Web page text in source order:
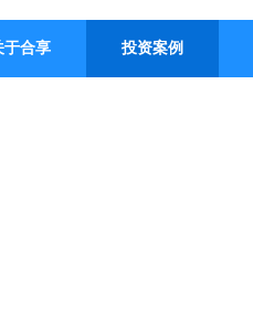
于合享 投资案例